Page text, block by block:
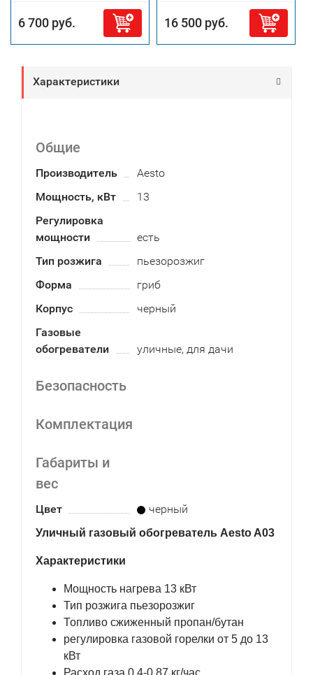
6 700 руб. 16 500 руб.
Характеристики
Общие
Производитель
Aesto
Мощность, кВт
13
Регулировка
мощности
есть
Тип розжига
пьезорозжиг
Форма
гриб
Корпус
черный
Газовые
обогреватели
уличные, для дачи
Безопасность
Комплектация
Габариты и
вес
Цвет черный
Уличный газовый обогреватель Aesto A03
Характеристики
Мощность нагрева 13 кВт
Тип розжига пьезорозжиг
Топливо сжиженный пропан/бутан
регулировка газовой горелки от 5 до 13
кВт
Расход газа 0.4-0.87 кг/час